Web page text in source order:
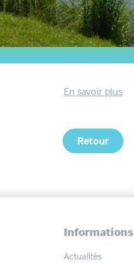
En savoir plus
Retour
Informations
Actualités